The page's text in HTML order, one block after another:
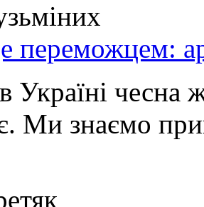
переможцем:
Україні чесна
Ми знаємо